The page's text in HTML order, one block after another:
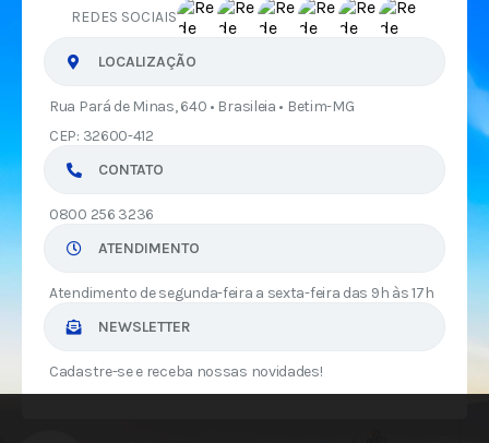
REDES SOCIAIS
LOCALIZAÇÃO
Rua Pará de Minas, 640 • Brasileia • Betim-MG
CEP: 32600-412
CONTATO
0800 256 3236
ATENDIMENTO
Atendimento de segunda-feira a sexta-feira das 9h às 17h
NEWSLETTER
Cadastre-se e receba nossas novidades!